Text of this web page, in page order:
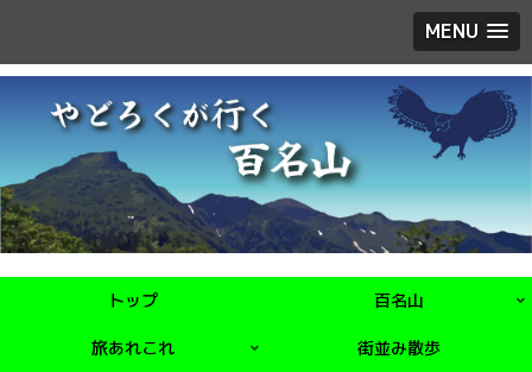
MENU
トップ 百名山
旅あれこれ 街並み散歩